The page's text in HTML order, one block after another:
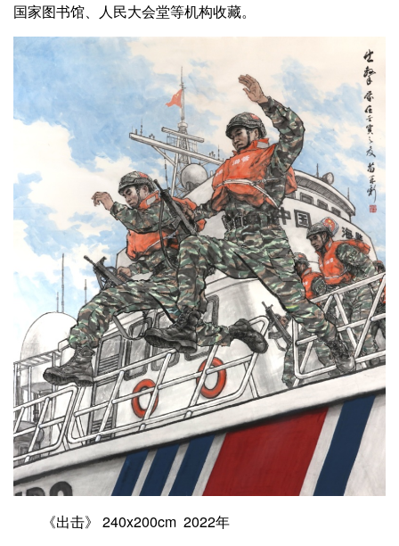
国家图书馆、人民大会堂等机构收藏。
《出击》 240x200cm 2022年